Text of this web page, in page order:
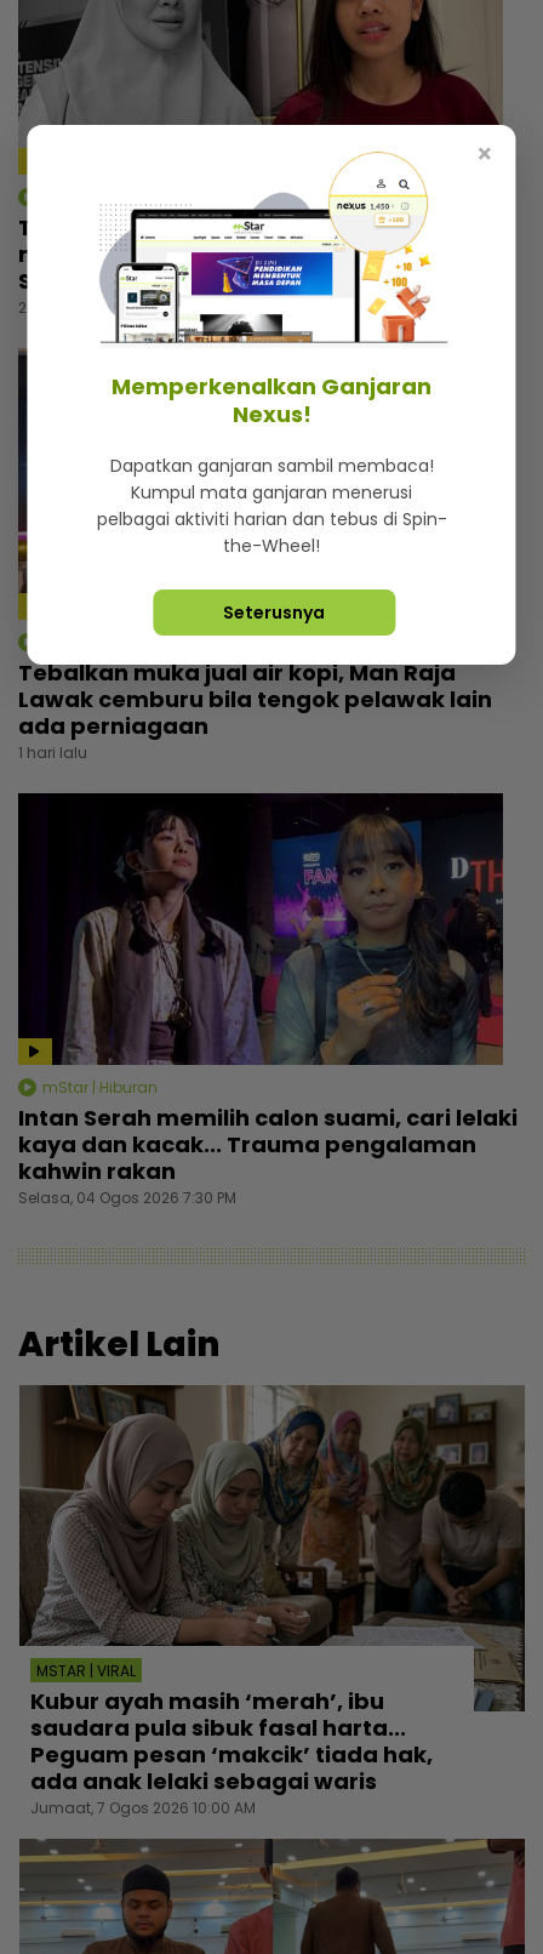
Tiada orang tahu Thalita masuk tandas
menangis selepas nyanyi lagu arwah Siti
Sarah, dapat rasa aura atas pentas
20 jam lalu
Tebalkan muka jual air kopi, Man Raja
Lawak cemburu bila tengok pelawak lain
ada perniagaan
1 hari lalu
mStar | Hiburan
Intan Serah memilih calon suami, cari lelaki
kaya dan kacak... Trauma pengalaman
kahwin rakan
Selasa, 04 Ogos 2026 7:30 PM
Artikel Lain
MSTAR | VIRAL
Kubur ayah masih ‘merah’, ibu
saudara pula sibuk fasal harta...
Peguam pesan ‘makcik’ tiada hak,
ada anak lelaki sebagai waris
Jumaat, 7 Ogos 2026 10:00 AM
×
Memperkenalkan Ganjaran
Nexus!
Dapatkan ganjaran sambil membaca!
Kumpul mata ganjaran menerusi
pelbagai aktiviti harian dan tebus di Spin-
the-Wheel!
Seterusnya